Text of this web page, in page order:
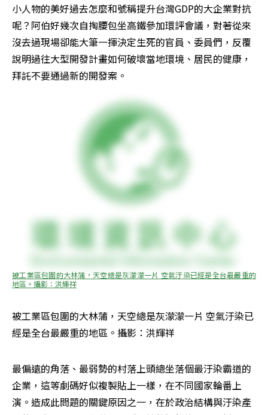
小人物的美好過去怎麼和號稱提升台灣GDP的大企業對抗
呢？阿伯好幾次自掏腰包坐高鐵參加環評會議，對著從來
沒去過現場卻能大筆一揮決定生死的官員、委員們，反覆
說明過往大型開發計畫如何破壞當地環境、居民的健康，
拜託不要通過新的開發案。
被工業區包圍的大林蒲，天空總是灰濛濛一片 空氣汙染已經是全台最嚴重的
地區。攝影：洪輝祥
被工業區包圍的大林蒲，天空總是灰濛濛一片 空氣汙染已
經是全台最嚴重的地區。攝影：洪輝祥
最偏遠的角落、最弱勢的村落上頭總坐落個最汙染霸道的
企業，這等劇碼好似複製貼上一樣，在不同國家輪番上
演。造成此問題的關鍵原因之一，在於政治結構與汙染產